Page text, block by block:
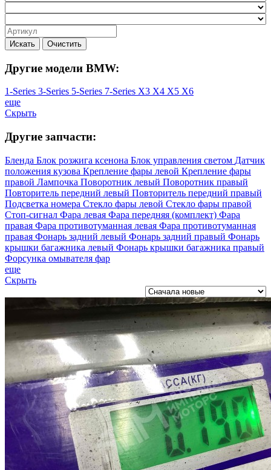
Искать Очистить
Другие модели BMW:
1-Series 3-Series 5-Series 7-Series X3 X4 X5 X6
еще
Скрыть
Другие запчасти:
Бленда Блок розжига ксенона Блок управления светом Датчик
положения кузова Крепление фары левой Крепление фары
правой Лампочка Поворотник левый Поворотник правый
Повторитель передний левый Повторитель передний правый
Подсветка номера Стекло фары левой Стекло фары правой
Стоп-сигнал Фара левая Фара передняя (комплект) Фара
правая Фара противотуманная левая Фара противотуманная
правая Фонарь задний левый Фонарь задний правый Фонарь
крышки багажника левый Фонарь крышки багажника правый
Форсунка омывателя фар
еще
Скрыть